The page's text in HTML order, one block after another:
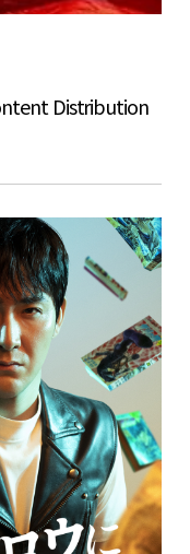
Distribution